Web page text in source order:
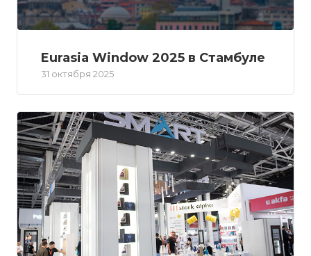
Eurasia Window 2025 в Стамбуле
31 октября 2025